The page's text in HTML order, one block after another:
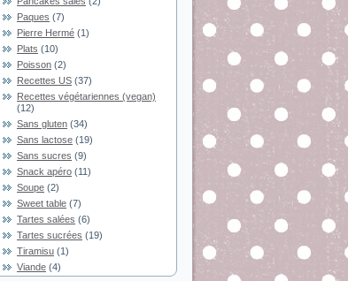
Paques (7)
Pierre Hermé (1)
Plats (10)
Poisson (2)
Recettes US (37)
Recettes végétariennes (vegan)
(12)
Sans gluten (34)
Sans lactose (19)
Sans sucres (9)
Snack apéro (11)
Soupe (2)
Sweet table (7)
Tartes salées (6)
Tartes sucrées (19)
Tiramisu (1)
Viande (4)